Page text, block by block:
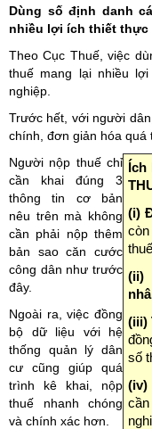
Dùng số định danh
nhiều lợi ích thiết thực
Theo Cục Thuế, việc
thuế mang lại nhiều
nghiệp.
Trước hết, với người
chính, đơn giản hóa quá
Ích
(i)
(ii)
(iii)
số
Người nộp thuế chỉ
cần khai đúng 3
thông tin cơ bản
nêu trên mà không
cần phải nộp thêm
bản sao căn cước
công dân như trước
đây.
Ngoài ra, việc đồng
bộ dữ liệu với hệ
thống quản lý dân
cư cũng giúp quá
trình kê khai, nộp
thuế nhanh chóng
và chính xác hơn.